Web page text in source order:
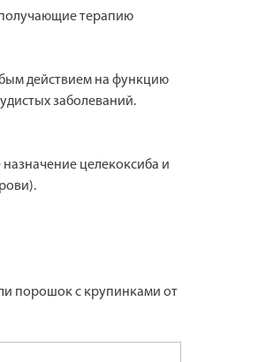
терапию
действием на функцию
заболеваний.
целекоксиба и
порошок с крупинками от